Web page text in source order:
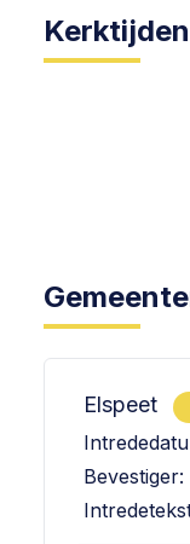
Kerktijden
Elspeet
Bevestiger: